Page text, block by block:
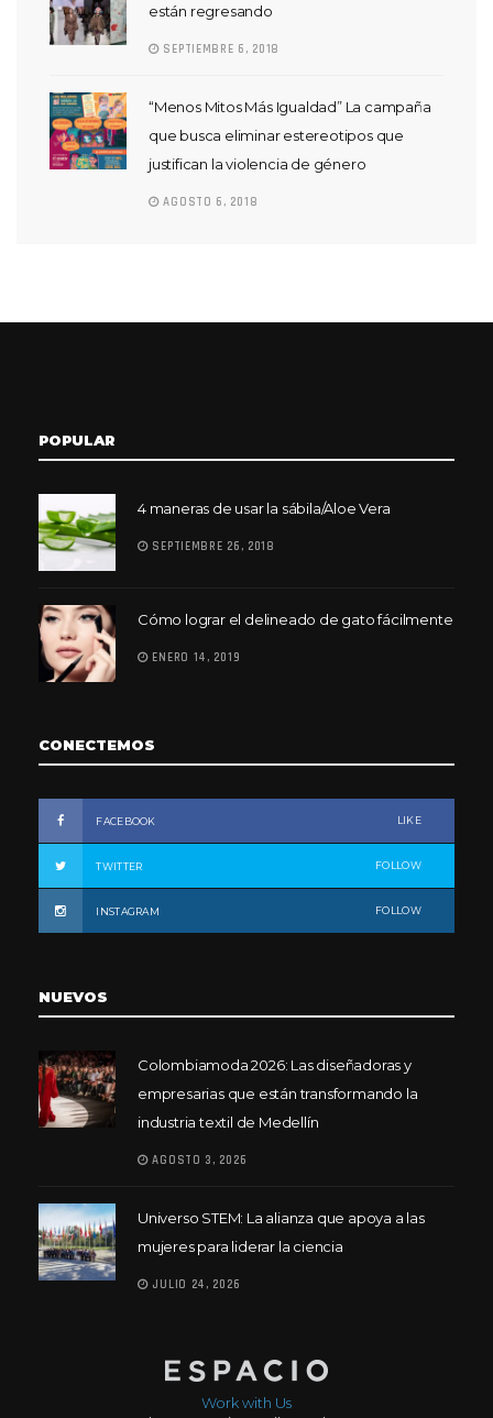
están regresando
SEPTIEMBRE 6, 2018
“Menos Mitos Más Igualdad” La campaña
que busca eliminar estereotipos que
justifican la violencia de género
AGOSTO 6, 2018
POPULAR
4 maneras de usar la sábila/Aloe Vera
SEPTIEMBRE 26, 2018
Cómo lograr el delineado de gato fácilmente
ENERO 14, 2019
CONECTEMOS
FACEBOOK LIKE
TWITTER FOLLOW
INSTAGRAM FOLLOW
NUEVOS
Colombiamoda 2026: Las diseñadoras y
empresarias que están transformando la
industria textil de Medellín
AGOSTO 3, 2026
Universo STEM: La alianza que apoya a las
mujeres para liderar la ciencia
JULIO 24, 2026
Work with Us